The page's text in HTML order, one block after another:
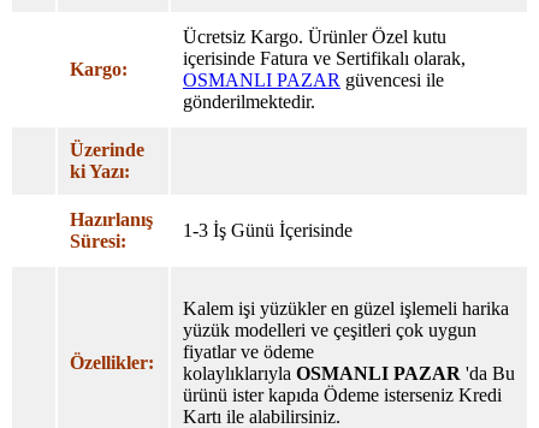
Kargo:
Ücretsiz Kargo. Ürünler Özel kutu
içerisinde Fatura ve Sertifikalı olarak,
OSMANLI PAZAR güvencesi ile
gönderilmektedir.
Üzerinde
ki Yazı:
Hazırlanış
Süresi:
1-3 İş Günü İçerisinde
Özellikler:
Kalem işi yüzükler en güzel işlemeli harika
yüzük modelleri ve çeşitleri çok uygun
fiyatlar ve ödeme
kolaylıklarıyla OSMANLI PAZAR 'da Bu
ürünü ister kapıda Ödeme isterseniz Kredi
Kartı ile alabilirsiniz.